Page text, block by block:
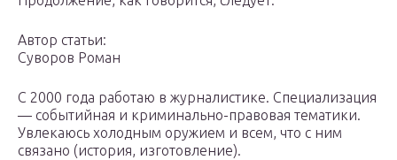
Автор статьи:
Суворов Роман
С 2000 года работаю в журналистике. Специализация
— событийная и криминально-правовая тематики.
Увлекаюсь холодным оружием и всем, что с ним
связано (история, изготовление).